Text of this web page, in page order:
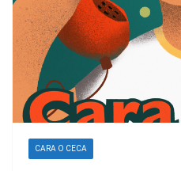
CARA O CECA